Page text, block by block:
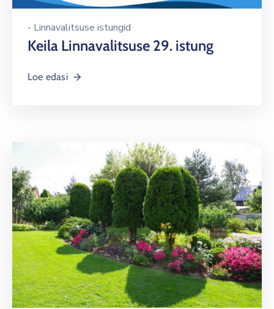
- Linnavalitsuse istungid
Keila Linnavalitsuse 29. istung
Loe edasi